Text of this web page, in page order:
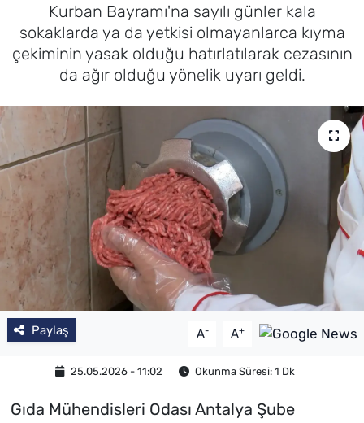
Kurban Bayramı'na sayılı günler kala
sokaklarda ya da yetkisi olmayanlarca kıyma
çekiminin yasak olduğu hatırlatılarak cezasının
da ağır olduğu yönelik uyarı geldi.
Paylaş A- A+
25.05.2026 - 11:02 Okunma Süresi: 1 Dk
Gıda Mühendisleri Odası Antalya Şube